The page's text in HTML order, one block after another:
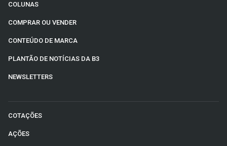
COLUNAS
COMPRAR OU VENDER
CONTEÚDO DE MARCA
PLANTÃO DE NOTÍCIAS DA B3
NEWSLETTERS
COTAÇÕES
AÇÕES